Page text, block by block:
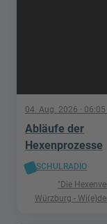
04. Aug. 2026 ·
Abläufe der
Hexenprozesse
SCHULRADIO
"Die
Würzburg -